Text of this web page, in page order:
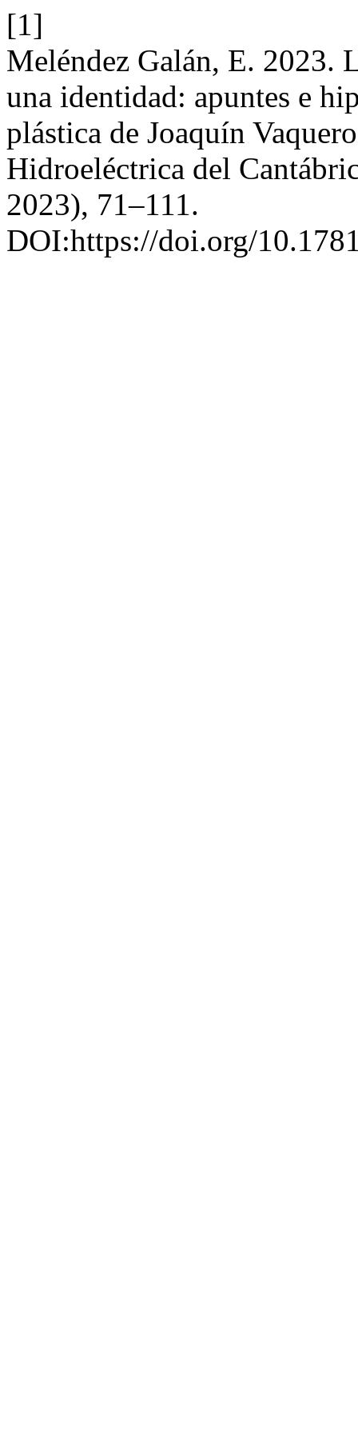
[1]
Meléndez Galán, E. 2023.
una identidad: apuntes e
plástica de Joaquín
Hidroeléctrica del
2023), 71–111.
DOI:https://doi.org/